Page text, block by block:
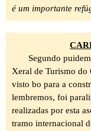
é um importante
Segundo
Xeral de Turismo do
visto bo para a
lembremos, foi
realizadas por esta
tramo internacional